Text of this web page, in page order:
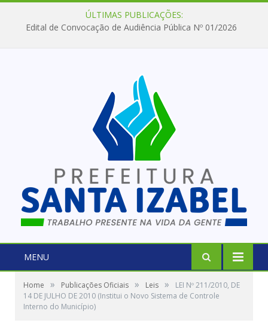
ÚLTIMAS PUBLICAÇÕES:
Edital de Convocação de Audiência Pública Nº 01/2026
MENU
Home » Publicações Oficiais » Leis »
LEI Nº 211/2010, DE
14 DE JULHO DE 2010 (Institui o Novo Sistema de Controle
Interno do Município)